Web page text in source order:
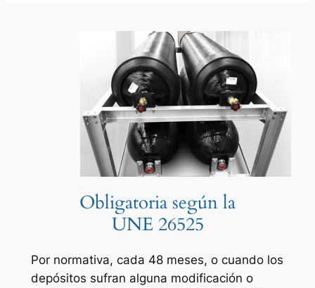
Obligatoria según la
UNE 26525
Por normativa, cada 48 meses, o cuando los
depósitos sufran alguna modificación o